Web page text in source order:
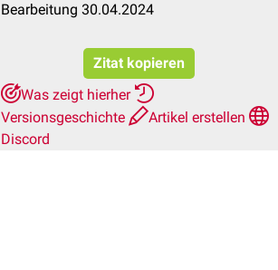
Bearbeitung 30.04.2024
Zitat kopieren
Was zeigt hierher
Versionsgeschichte
Artikel erstellen
Discord